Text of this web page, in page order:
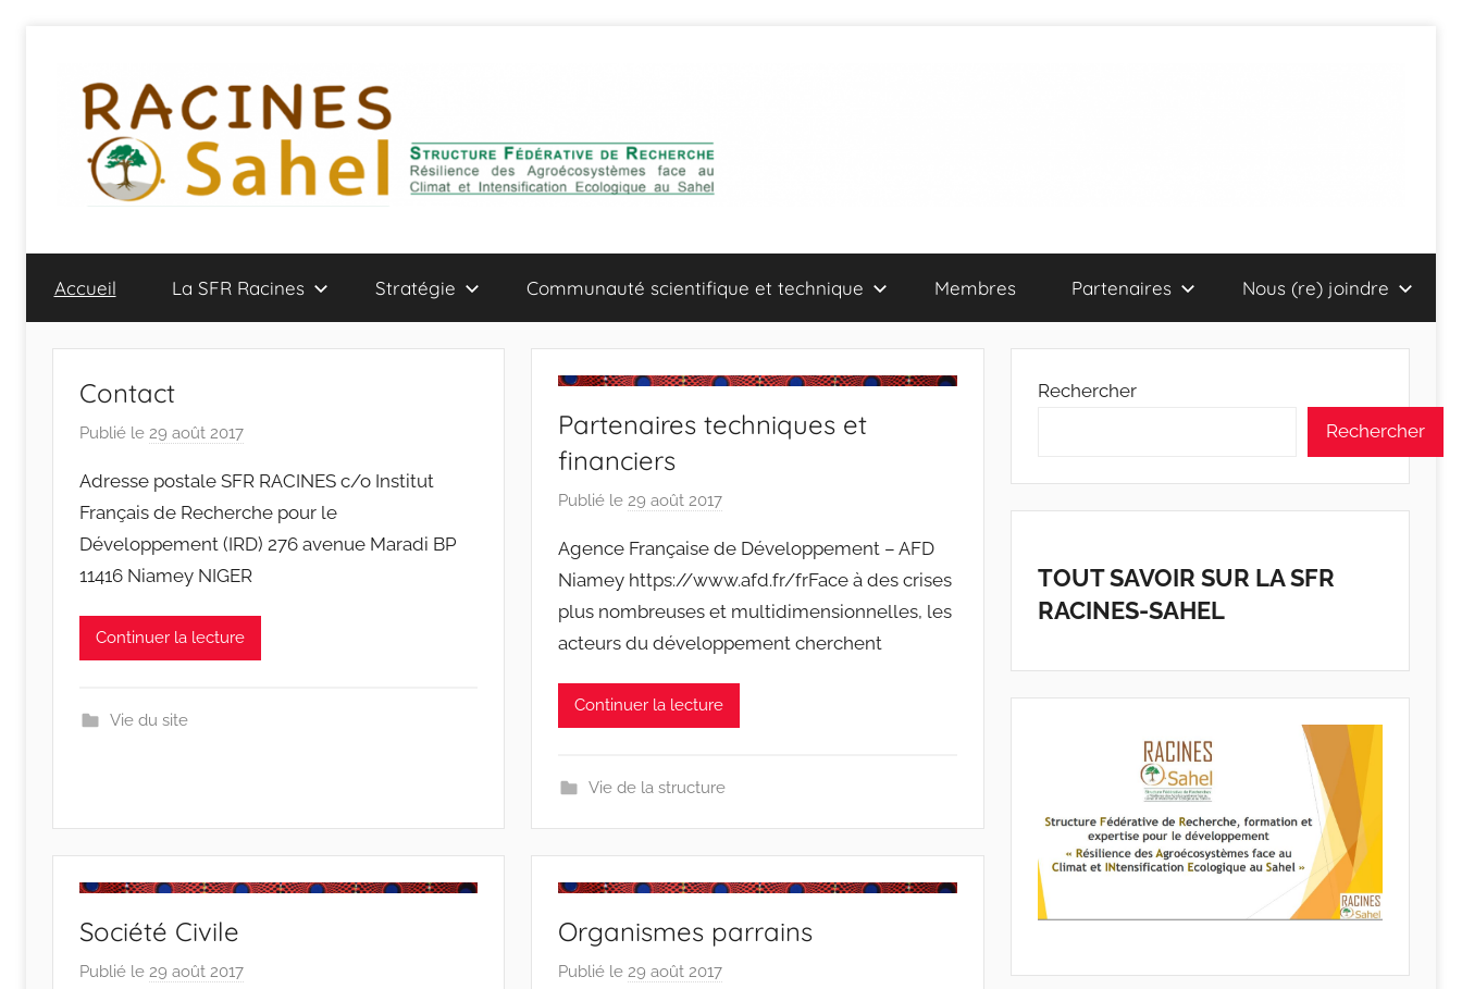
contenu
Accueil La SFR Racines Stratégie Communauté scientifique et technique Membres Partenaires Nous (re) joindre
Contact
Publié le 29 août 2017
r
r
a
c
e
Adresse postale SFR RACINES c/o Institut
Français de Recherche pour le
Développement (IRD) 276 avenue Maradi BP
11416 Niamey NIGER
Continuer la lecture
Vie du site
Partenaires techniques et
financiers
Publié le29 août 2017
r
r
a
c
e
-
Agence Française de Développement – AFD
Niamey https://www.afd.fr/frFace à des crises
plus nombreuses et multidimensionnelles, les
acteurs du développement cherchent
Continuer la lecture
Vie de la structure
Société Civile
Publié le 29 août 2017
Organismes parrains
Publié le29 août 2017
Rechercher
Rechercher
TOUT SAVOIR SUR LA SFR
RACINES-SAHEL